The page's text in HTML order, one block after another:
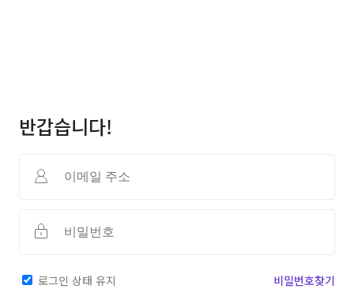
반갑습니다!
로그인 상태 유지 비밀번호찾기